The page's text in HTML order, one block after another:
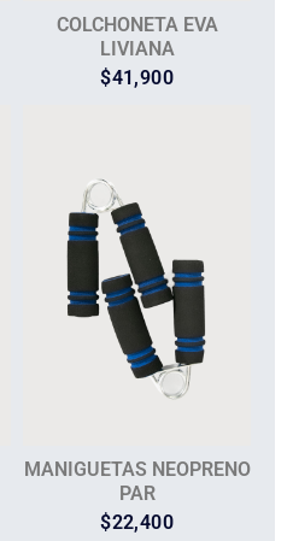
COLCHONETA EVA
LIVIANA
$41,900
MANIGUETAS NEOPRENO
PAR
$22,400